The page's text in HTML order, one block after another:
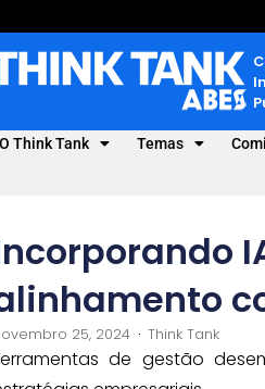
O Think Tank Temas
25, 2024 Think Tank
de gestão